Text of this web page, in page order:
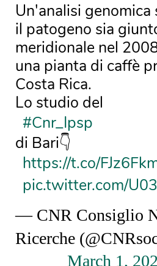
Un'analisi genomica
il patogeno sia
meridionale nel
una pianta di caffè
Costa Rica.
Lo studio del
#Cnr_Ipsp
di Bari👇
https://t.co/
pic.twitter.com/
— CNR Consiglio
Ricerche
March 1,